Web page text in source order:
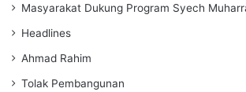
Masyarakat Dukung Program Syech
Headlines
Ahmad Rahim
Tolak Pembangunan